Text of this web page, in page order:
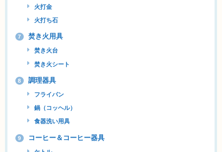
火打金
火打ち石
7 焚き火用具
焚き火台
焚き火シート
8 調理器具
フライパン
鍋（コッヘル）
食器洗い用具
9 コーヒー＆コーヒー器具